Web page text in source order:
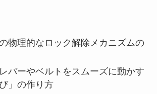
物理的なロック解除メカニズムの
バーやベルトをスムーズに動かす
」の作り方